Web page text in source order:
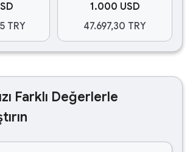
TRY
1.000 USD
47.697,30 TRY
Farklı Değerlerle